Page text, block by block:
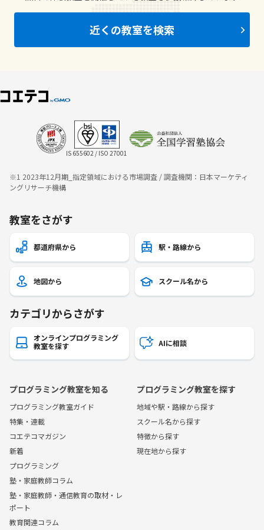
近くの教室を検索
IS 655602 / ISO 27001
※1 2023年12月期_指定領域における市場調査 / 調査機関：日本マーケティ
ングリサーチ機構
教室をさがす
都道府県から 駅・路線から
地図から スクール名から
カテゴリからさがす
オンラインプログラミング
教室を探す
AIに相談
プログラミング教室を知る
プログラミング教室ガイド
特集・連載
コエテコマガジン
新着
プログラミング
塾・家庭教師コラム
塾・家庭教師・通信教育の取材・レ
ポート
教育関連コラム
プログラミング教室を探す
地域や駅・路線から探す
スクール名から探す
特徴から探す
現在地から探す